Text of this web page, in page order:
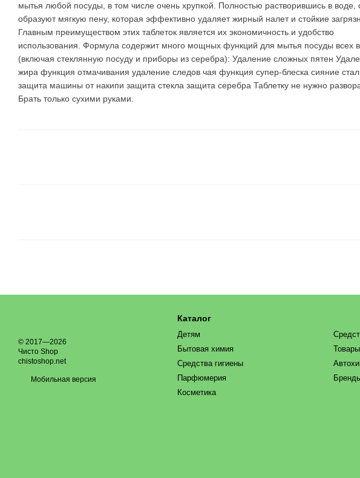
мытья любой посуды, в том числе очень хрупкой. Полностью растворившись в воде,
образуют мягкую пену, которая эффективно удаляет жирный налет и стойкие
Главным преимуществом этих таблеток является их экономичность и удобство
использования. Формула содержит много мощных функций для мытья посуды всех
(включая стеклянную посуду и приборы из серебра): Удаление сложных пятен
жира функция отмачивания удаление следов чая функция супер-блеска сияние
защита машины от накипи защита стекла защита серебра Таблетку не нужно
Брать только сухими руками.
© 2017—2026
Чисто Shop
chistoshop.net
Мобильная версия
Каталог
Детям
Бытовая химия
Средства гигиены
Парфюмерия
Косметика